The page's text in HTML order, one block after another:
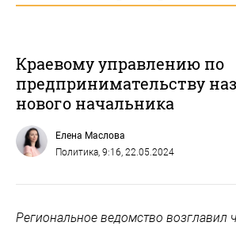
Краевому управлению по
предпринимательству
нового начальника
Елена Маслова
Политика, 9:16, 22.05.2024
Региональное ведомство возглавил